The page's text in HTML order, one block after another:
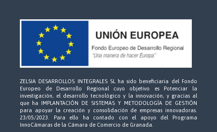
ZELSIA DESARROLLOS INTEGRALES SL ha sido beneficiaria del Fondo
Europeo de Desarrollo Regional cuyo objetivo es Potenciar la
investigación, el desarrollo tecnológico y la innovación, y gracias al
que ha IMPLANTACIÓN DE SISTEMAS Y METODOLOGÍA DE GESTIÓN
para apoyar la creación y consolidación de empresas innovadoras.
23/05/2023. Para ello ha contado con el apoyo del Programa
InnoCámaras de la Cámara de Comercio de Granada.